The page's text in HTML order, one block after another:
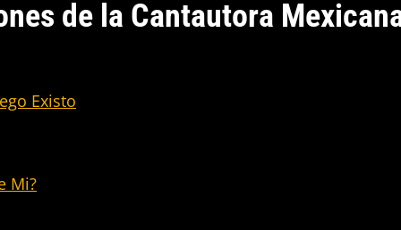
de la Cantautora
Existo
Mi?